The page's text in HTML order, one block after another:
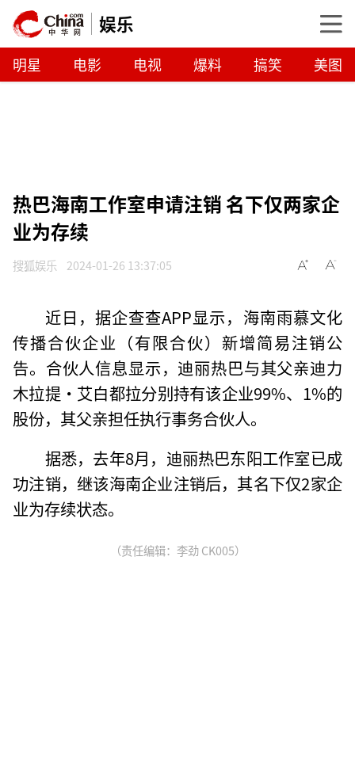
娱乐
明星 电影 电视 爆料 搞笑 美图
热巴海南工作室申请注销 名下仅两家企
业为存续
搜狐娱乐 2024-01-26 13:37:05
近日，据企查查APP显示，海南雨慕文化
传播合伙企业（有限合伙）新增简易注销公
告。合伙人信息显示，迪丽热巴与其父亲迪力
木拉提·艾白都拉分别持有该企业99%、1%的
股份，其父亲担任执行事务合伙人。
据悉，去年8月，迪丽热巴东阳工作室已成
功注销，继该海南企业注销后，其名下仅2家企
业为存续状态。
（责任编辑：李劲 CK005）